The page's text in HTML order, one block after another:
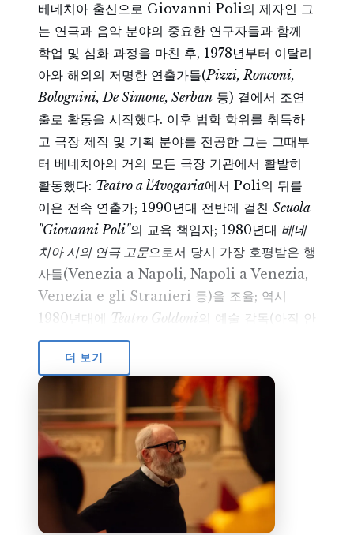
베네치아 출신으로 Giovanni Poli의 제자인 그
는 연극과 음악 분야의 중요한 연구자들과 함께
학업 및 심화 과정을 마친 후, 1978년부터 이탈리
아와 해외의 저명한 연출가들(Pizzi, Ronconi,
Bolognini, De Simone, Serban 등) 곁에서 조연
출로 활동을 시작했다. 이후 법학 학위를 취득하
고 극장 제작 및 기획 분야를 전공한 그는 그때부
터 베네치아의 거의 모든 극장 기관에서 활발히
활동했다: Teatro a l'Avogaria에서 Poli의 뒤를
이은 전속 연출가; 1990년대 전반에 걸친 Scuola
"Giovanni Poli"의 교육 책임자; 1980년대 베네
치아 시의 연극 고문으로서 당시 가장 호평받은 행
사들(Venezia a Napoli, Napoli a Venezia,
Venezia e gli Stranieri 등)을 조율; 역시
1980년대에 Teatro Goldoni 의 예술 감독(아직 안
정화 이전)으로서 제작 및 홍보 책임자; 1990년대
부터 Teatro la Fenice; 1989년부터 여러 판의
Premio Campiello
; 각종 카니발 행사.
그는 처음에는 "Voce di San Marco"에, 이후 수년
간 월간지 "Marco Polo"에 연극 관련 글을 정기적
으로 기고했다.Agenzia Giornalistica Italia
베네치아 통신원을 역임했으며, 당시
RAI 베네치
아 제작센터
의 다수 TV 프로그램에 참여했다.
더 보기